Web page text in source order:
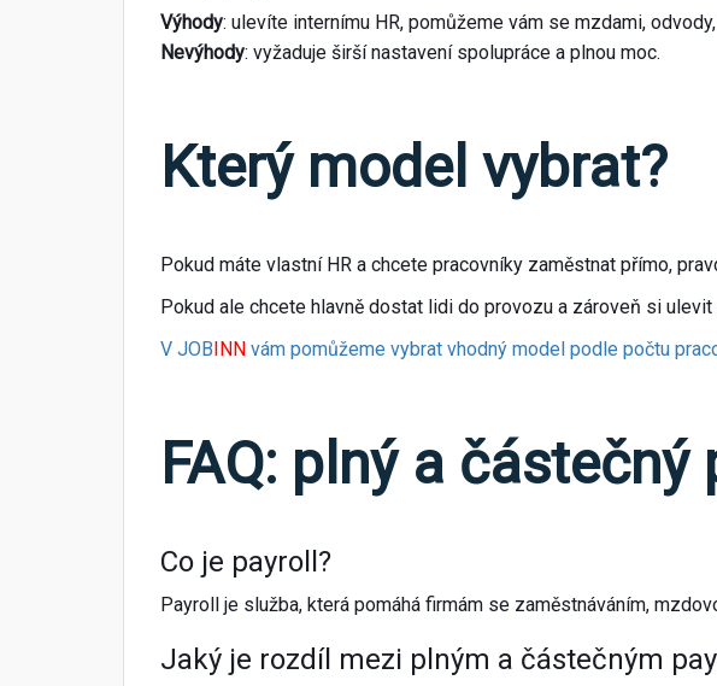
Výhody: ulevíte internímu HR, pomůžeme vám se mzdami,
Nevýhody: vyžaduje širší nastavení spolupráce a plnou moc.
Který model vybrat?
Pokud máte vlastní HR a chcete pracovníky zaměstnat přímo,
Pokud ale chcete hlavně dostat lidi do provozu a zároveň si
V JOB INN vám pomůžeme vybrat vhodný model podle počtu
FAQ: plný a částečný
Co je payroll?
Payroll je služba, která pomáhá firmám se zaměstnáváním,
Jaký je rozdíl mezi plným a částečným